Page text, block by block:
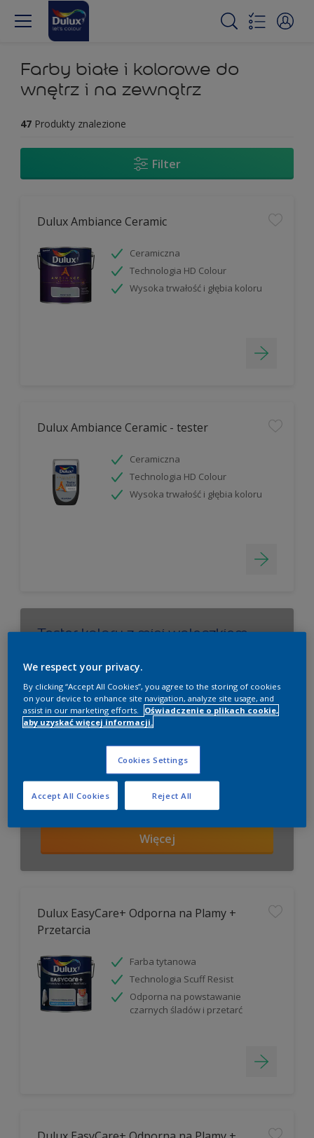
Farby białe i kolorowe do
wnętrz i na zewnątrz
47 Produkty znalezione
Filter
Dulux Ambiance Ceramic
Ceramiczna
Technologia HD Colour
Wysoka trwałość i głębia koloru
Dulux Ambiance Ceramic - tester
Ceramiczna
Technologia HD Colour
Wysoka trwałość i głębia koloru
Tester koloru z mini wałeczkiem
Wybierz swój kolor!
Więcej
Dulux EasyCare+ Odporna na Plamy +
Przetarcia
Farba tytanowa
Technologia Scuff Resist
Odporna na powstawanie
czarnych śladów i przetarć
We respect your privacy.
By clicking “Accept All Cookies”, you agree to the storing of cookies
on your device to enhance site navigation, analyze site usage, and
assist in our marketing efforts.
Oświadczenie o plikach cookie,
aby uzyskać więcej informacji.
Cookies Settings
Reject All
Accept All Cookies